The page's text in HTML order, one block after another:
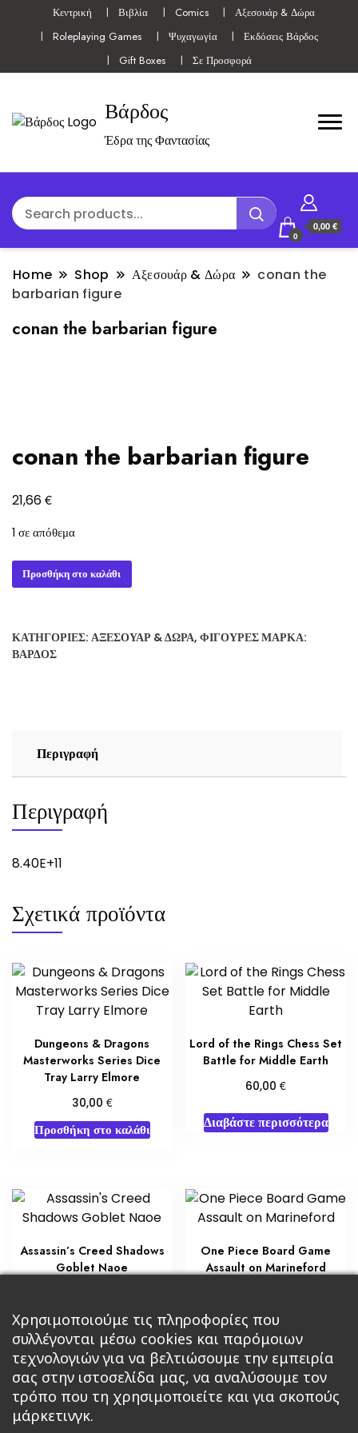
Κεντρική Βιβλία Comics
Αξεσουάρ & Δώρα
Roleplaying Games
Ψυχαγωγία
Εκδόσεις Βάρδος
Gift Boxes
Σε Προσφορά
Βάρδος
Έδρα της Φαντασίας
0
0,00 €
Home Shop Αξεσουάρ & Δώρα
conan the
barbarian figure
conan the barbarian figure
conan the barbarian figure
21,66€
1 σε απόθεμα
conan
the
ποσότητα
Προσθήκη στο καλάθι
ΚΑΤΗΓΟΡΊΕΣ: ΑΞΕΣΟΥΆΡ & ΔΏΡΑ, ΦΙΓΟΎΡΕΣΜΆΡΚΑ:
ΒΆΡΔΟΣ
Περιγραφή
Περιγραφή
8.40E+11
Σχετικά προϊόντα
Dungeons & Dragons
Masterworks Series Dice
Tray Larry Elmore
30,00 €
Προσθήκη στο καλάθι
Lord of the Rings Chess Set
Battle for Middle Earth
60,00€
Διαβάστε περισσότερα
Assassin’s Creed Shadows
Goblet Naoe
Διαβάστε περισσότερα
One Piece Board Game
Assault on Marineford
Διαβάστε περισσότερα
Χρησιμοποιούμε τις πληροφορίες που
συλλέγονται μέσω cookies και παρόμοιων
τεχνολογιών για να βελτιώσουμε την εμπειρία
σας στην ιστοσελίδα μας, να αναλύσουμε τον
τρόπο που τη χρησιμοποιείτε και για σκοπούς
μάρκετινγκ.